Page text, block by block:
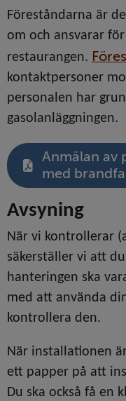
Föreståndarna är
om och ansvarar
restaurangen.
kontaktpersoner
personalen har
gasolanläggningen.
Anmälan av
med
Avsyning
När vi kontrollerar
säkerställer vi att
hanteringen ska
med att använda
kontrollera den.
När installationen
ett papper på att
Du ska också få en